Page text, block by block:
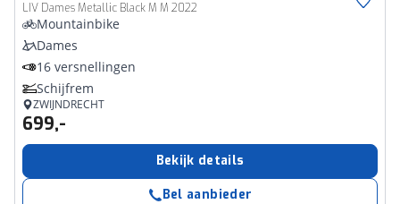
LIV Dames Metallic Black M M 2022
Mountainbike
Dames
16 versnellingen
Schijfrem
ZWIJNDRECHT
699,-
Bekijk details
Bel aanbieder